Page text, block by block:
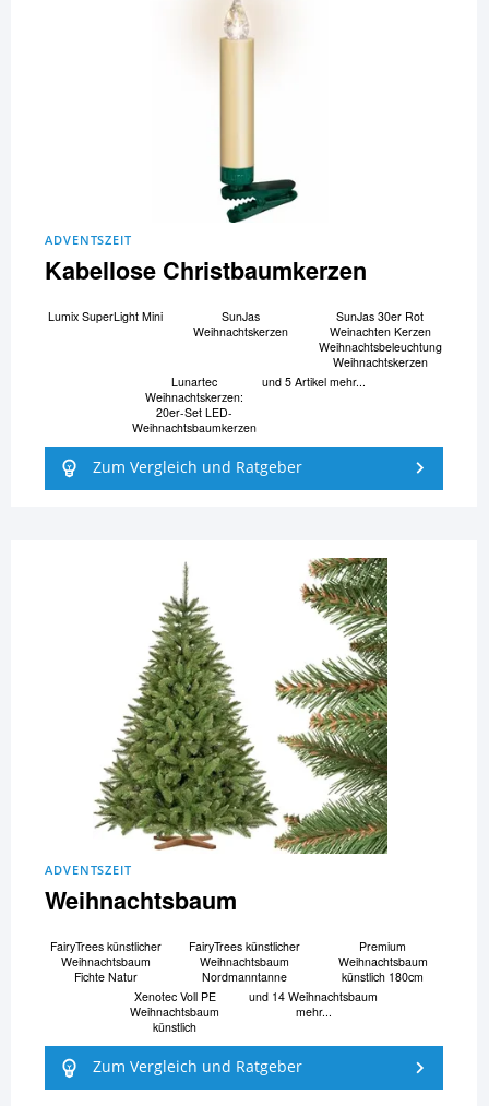
ADVENTSZEIT
Kabellose Christbaumkerzen
Lumix SuperLight Mini
SunJas
Weihnachtskerzen
SunJas 30er Rot
Weinachten Kerzen
Weihnachtsbeleuchtung
Weihnachtskerzen
Lunartec
Weihnachtskerzen:
20er-Set LED-
Weihnachtsbaumkerzen
und 5 Artikel mehr...
Zum Vergleich und Ratgeber
ADVENTSZEIT
Weihnachtsbaum
FairyTrees künstlicher
Weihnachtsbaum
Fichte Natur
FairyTrees künstlicher
Weihnachtsbaum
Nordmanntanne
Premium
Weihnachtsbaum
künstlich 180cm
Xenotec Voll PE
Weihnachtsbaum
künstlich
und 14 Weihnachtsbaum
mehr...
Zum Vergleich und Ratgeber